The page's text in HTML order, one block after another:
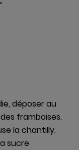
déposer au
framboises.
la chantilly.
sucre